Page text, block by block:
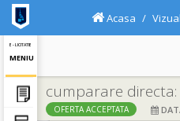
E - LICITATIE
MENIU
Acasa
cumparare
OFERTA ACCEPTATA
DATE IDENTIFICARE